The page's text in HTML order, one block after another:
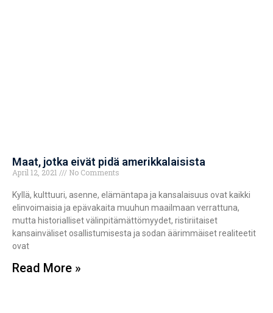
Maat, jotka eivät pidä amerikkalaisista
April 12, 2021 No Comments
Kyllä, kulttuuri, asenne, elämäntapa ja kansalaisuus ovat kaikki
elinvoimaisia ja epävakaita muuhun maailmaan verrattuna,
mutta historialliset välinpitämättömyydet, ristiriitaiset
kansainväliset osallistumisesta ja sodan äärimmäiset realiteetit
ovat
Read More »